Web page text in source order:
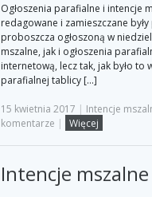
Ogłoszenia parafialne i intencje
redagowane i zamieszczane
proboszcza ogłoszoną w
mszalne, jak i ogłoszenia
internetową, lecz tak, jak było to
parafialnej tablicy […]
15 kwietnia 2017 | Intencje
komentarze | Więcej
Intencje